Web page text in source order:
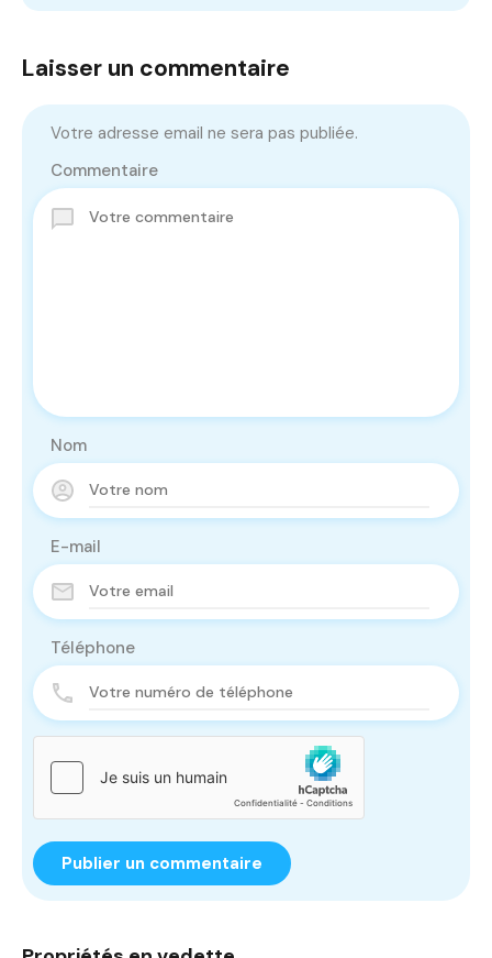
Laisser un commentaire
Votre adresse email ne sera pas publiée.
Commentaire
Nom
E-mail
Téléphone